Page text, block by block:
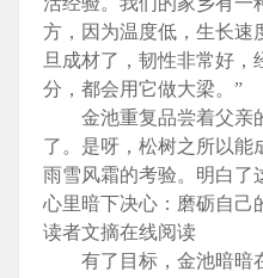
方，因为温度低，生长速
旦成材了，韧性非常好
分，都会用它做大梁。”
金池重复品尝着父亲
了。是呀，松树之所以能
雨雪风霜的考验。明白了
心里暗下决心：磨砺自己
读者文摘在线阅读
有了目标，金池暗暗